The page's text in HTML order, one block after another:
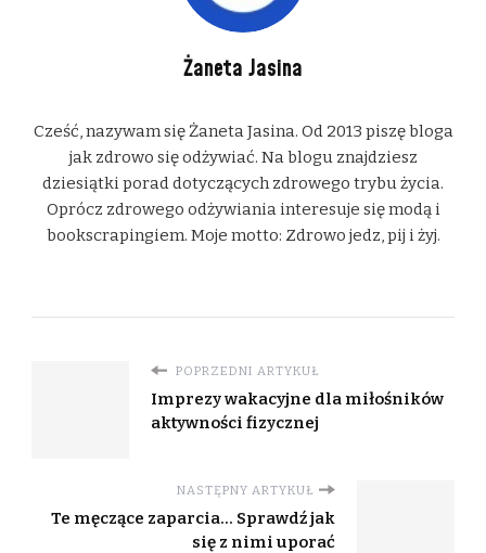
Żaneta Jasina
Cześć, nazywam się Żaneta Jasina. Od 2013 piszę bloga
jak zdrowo się odżywiać. Na blogu znajdziesz
dziesiątki porad dotyczących zdrowego trybu życia.
Oprócz zdrowego odżywiania interesuje się modą i
bookscrapingiem. Moje motto: Zdrowo jedz, pij i żyj.
POPRZEDNI ARTYKUŁ
Imprezy wakacyjne dla miłośników
aktywności fizycznej
NASTĘPNY ARTYKUŁ
Te męczące zaparcia… Sprawdź jak
się z nimi uporać